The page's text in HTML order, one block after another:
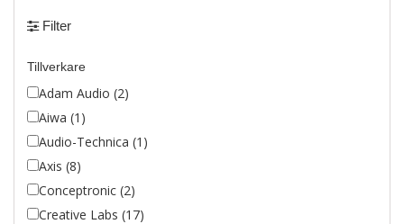
Filter
Tillverkare
Adam Audio (2)
Aiwa (1)
Audio-Technica (1)
Axis (8)
Conceptronic (2)
Creative Labs (17)